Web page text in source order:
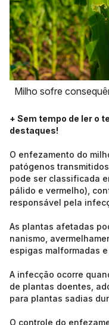
Milho sofre
+ Sem tempo de ler o
destaques!
O enfezamento do
patógenos
pode ser classificada
pálido e vermelho),
responsável pela
As plantas afetadas
nanismo,
espigas malformadas
A infecção ocorre
de plantas doentes,
para plantas sadias
O controle do